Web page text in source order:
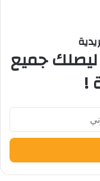
ليصلك جميع
!